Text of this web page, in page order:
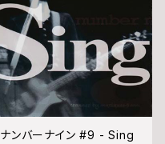
ナンバーナイン #9 - Sing